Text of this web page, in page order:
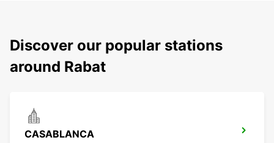
Discover our popular stations
around Rabat
CASABLANCA